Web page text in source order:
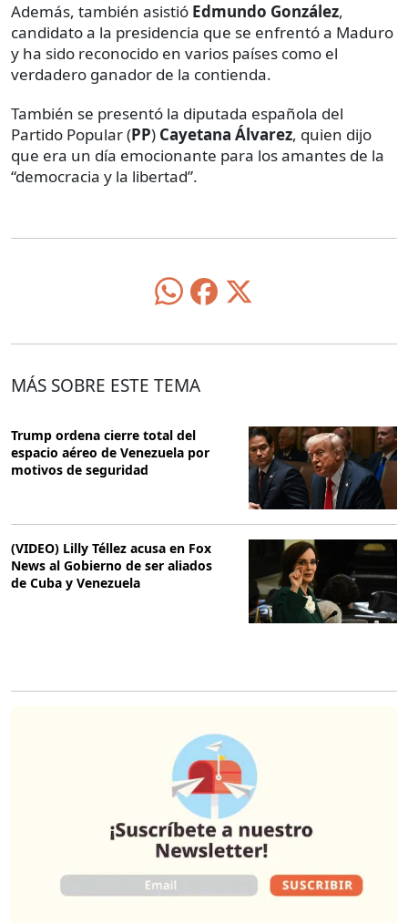
Además, también asistió Edmundo González,
candidato a la presidencia que se enfrentó a Maduro
y ha sido reconocido en varios países como el
verdadero ganador de la contienda.
También se presentó la diputada española del
Partido Popular (PP) Cayetana Álvarez, quien dijo
que era un día emocionante para los amantes de la
“democracia y la libertad”.
MÁS SOBRE ESTE TEMA
Trump ordena cierre total del
espacio aéreo de Venezuela por
motivos de seguridad
(VIDEO) Lilly Téllez acusa en Fox
News al Gobierno de ser aliados
de Cuba y Venezuela